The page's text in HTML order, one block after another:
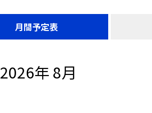
月間予定表
2026年 8月